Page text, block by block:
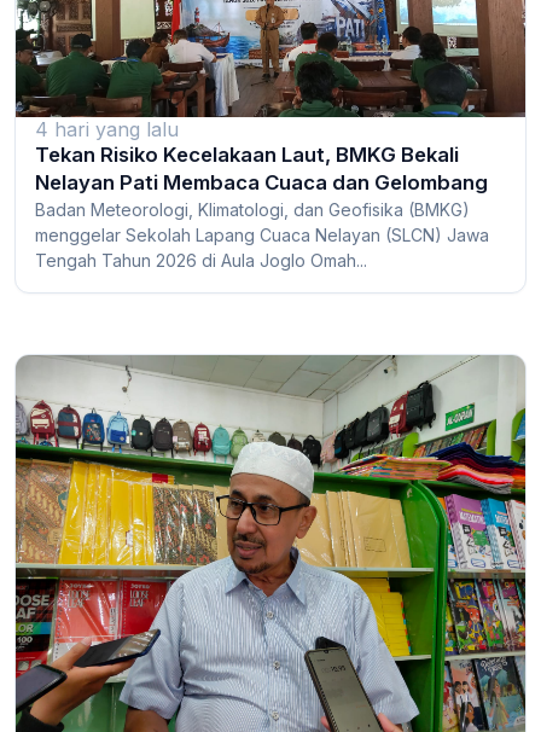
4 hari yang lalu
Tekan Risiko Kecelakaan Laut, BMKG Bekali
Nelayan Pati Membaca Cuaca dan Gelombang
Badan Meteorologi, Klimatologi, dan Geofisika (BMKG)
menggelar Sekolah Lapang Cuaca Nelayan (SLCN) Jawa
Tengah Tahun 2026 di Aula Joglo Omah...